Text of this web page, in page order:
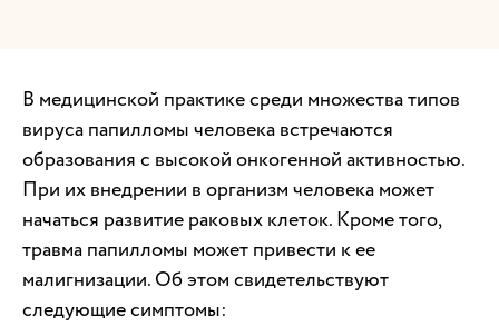
В медицинской практике среди множества типов
вируса папилломы человека встречаются
образования с высокой онкогенной активностью.
При их внедрении в организм человека может
начаться развитие раковых клеток. Кроме того,
травма папилломы может привести к ее
малигнизации. Об этом свидетельствуют
следующие симптомы: